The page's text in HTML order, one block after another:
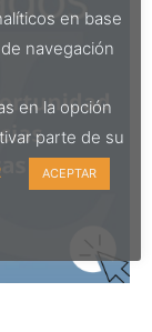
en base
navegación
en la opción
parte de su
ACEPTAR